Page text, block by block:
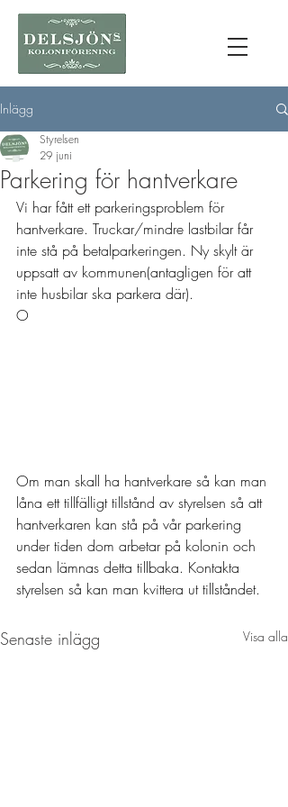
Inlägg
Parkering för hantverkare
Styrelsen
29 juni
Vi har fått ett parkeringsproblem för
hantverkare. Truckar/mindre lastbilar får
inte stå på betalparkeringen. Ny skylt är
uppsatt av kommunen(antagligen för att
inte husbilar ska parkera där).
O
Om man skall ha hantverkare så kan man
låna ett tillfälligt tillstånd av styrelsen så att
hantverkaren kan stå på vår parkering
under tiden dom arbetar på kolonin och
sedan lämnas detta tillbaka. Kontakta
styrelsen så kan man kvittera ut tillståndet.
Senaste inlägg Visa alla